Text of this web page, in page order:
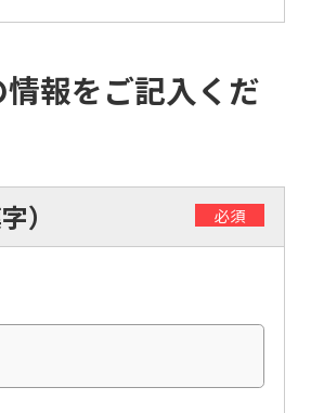
報をご記入くだ
） 必須